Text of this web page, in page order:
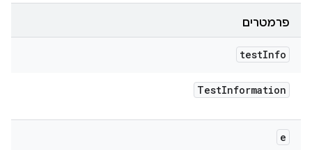
פרמטרים
testInfo
TestInformation
e